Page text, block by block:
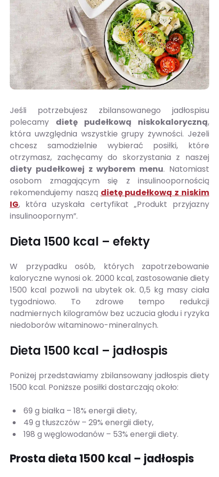
Jeśli potrzebujesz zbilansowanego jadłospisu
polecamy dietę pudełkową niskokaloryczną,
która uwzględnia wszystkie grupy żywności. Jeżeli
chcesz samodzielnie wybierać posiłki, które
otrzymasz, zachęcamy do skorzystania z naszej
diety pudełkowej z wyborem menu. Natomiast
osobom zmagającym się z insulinoopornością
rekomendujemy naszą dietę pudełkową z niskim
IG, która uzyskała certyfikat „Produkt przyjazny
insulinoopornym”.
Dieta 1500 kcal – efekty
W przypadku osób, których zapotrzebowanie
kaloryczne wynosi ok. 2000 kcal, zastosowanie diety
1500 kcal pozwoli na ubytek ok. 0,5 kg masy ciała
tygodniowo. To zdrowe tempo redukcji
nadmiernych kilogramów bez uczucia głodu i ryzyka
niedoborów witaminowo-mineralnych.
Dieta 1500 kcal – jadłospis
Poniżej przedstawiamy zbilansowany jadłospis diety
1500 kcal. Poniższe posiłki dostarczają około:
69 g białka – 18% energii diety,
49 g tłuszczów – 29% energii diety,
198 g węglowodanów – 53% energii diety.
Prosta dieta 1500 kcal – jadłospis